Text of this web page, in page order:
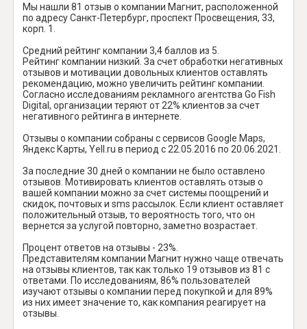
Мы нашли 81 отзыв о компании Магнит, расположенной
по адресу Санкт-Петербург, проспект Просвещения, 33,
корп. 1.
Средний рейтинг компании 3,4 баллов из 5.
Рейтинг компании низкий. За счет обработки негативных
отзывов и мотивации довольных клиентов оставлять
рекомендацию, можно увеличить рейтинг компании.
Согласно исследованиям рекламного агентства Go Fish
Digital, организации теряют от 22% клиентов за счет
негативного рейтинга в интернете.
Отзывы о компании собраны с сервисов Google Maps,
Яндекс Карты, Yell.ru в период с 22.05.2016 по 20.06.2021.
За последние 30 дней о компании не было оставлено
отзывов. Мотивировать клиентов оставлять отзыв о
вашей компании можно за счет системы поощрений и
скидок, почтовых и sms рассылок. Если клиент оставляет
положительный отзыв, то вероятность того, что он
вернется за услугой повторно, заметно возрастает.
Процент ответов на отзывы - 23%.
Представителям компании Магнит нужно чаще отвечать
на отзывы клиентов, так как только 19 отзывов из 81 с
ответами. По исследованиям, 86% пользователей
изучают отзывы о компании перед покупкой и для 89%
из них имеет значение то, как компания реагирует на
отзывы.